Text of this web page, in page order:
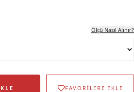
Ölçü Nasıl Alınır?
FAVORİLERE EKLE